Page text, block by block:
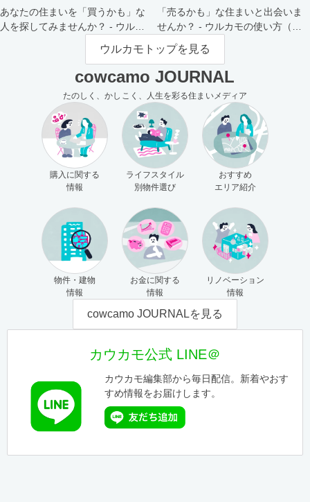
あなたの住まいを「買うかも」な
人を探してみませんか？ - ウルカ
「売るかも」な住まいと出会いま
せんか？ - ウルカモの使い方（買
主さま向け）
ウルカモトップを見る
cowcamo JOURNAL
たのしく、かしこく、人生を彩る住まいメディア
購入に関する
情報
ライフスタイル
別物件選び
おすすめ
エリア紹介
物件・建物
情報
お金に関する
情報
リノベーション
情報
cowcamo JOURNALを見る
カウカモ公式 LINE＠
カウカモ編集部から毎日配信。新着やおす
すめ情報をお届けします。